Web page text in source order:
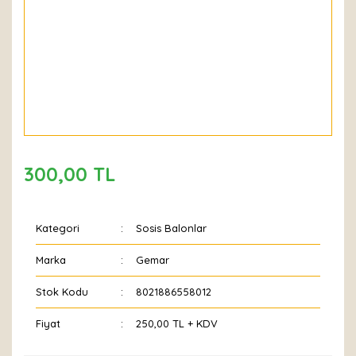
300,00 TL
Kategori Sosis Balonlar
Marka Gemar
Stok Kodu 8021886558012
Fiyat 250,00 TL + KDV